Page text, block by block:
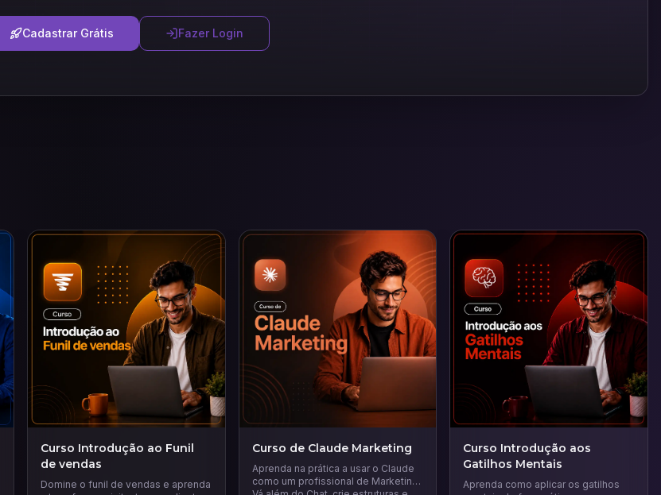
Cadastrar Grátis Fazer Login
Curso Introdução ao Funil
de vendas
Domine o funil de vendas e aprenda
Curso de Claude Marketing
Aprenda na prática a usar o Claude
como um profissional de Marketing.
Curso Introdução aos
Gatilhos Mentais
Aprenda como aplicar os gatilhos